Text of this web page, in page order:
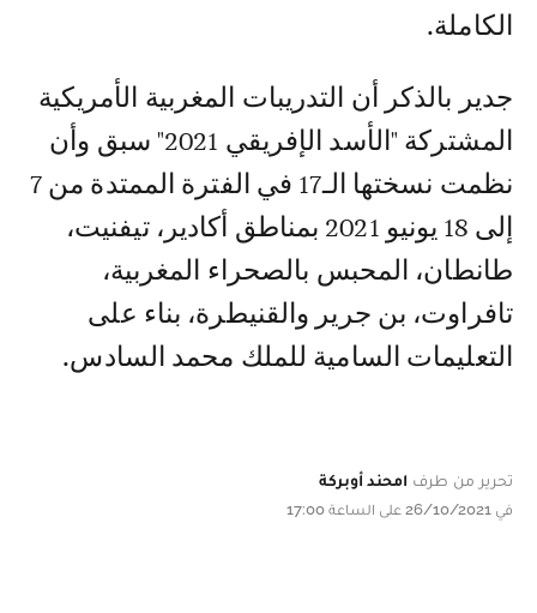
الكاملة.
جدير بالذكر أن التدريبات المغربية الأمريكية
المشتركة "الأسد الإفريقي 2021" سبق وأن
نظمت نسختها الـ17 في الفترة الممتدة من 7
إلى 18 يونيو 2021 بمناطق أكادير، تيفنيت،
طانطان، المحبس بالصحراء المغربية،
تافراوت، بن جرير والقنيطرة، بناء على
التعليمات السامية للملك محمد السادس.
تحرير من طرف امحند أوبركة
في 26/10/2021 على الساعة 17:00